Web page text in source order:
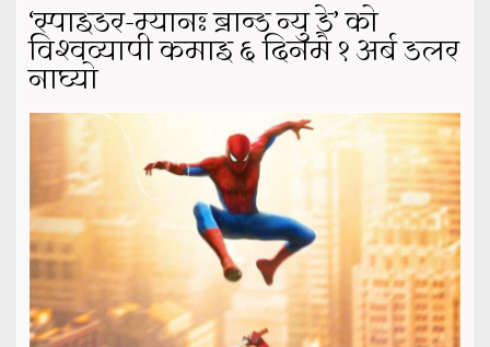
‘स्पाइडर-म्यानः ब्रान्ड न्यु डे’ को
विश्वव्यापी कमाइ ६ दिनमै १ अर्ब डलर
नाघ्यो